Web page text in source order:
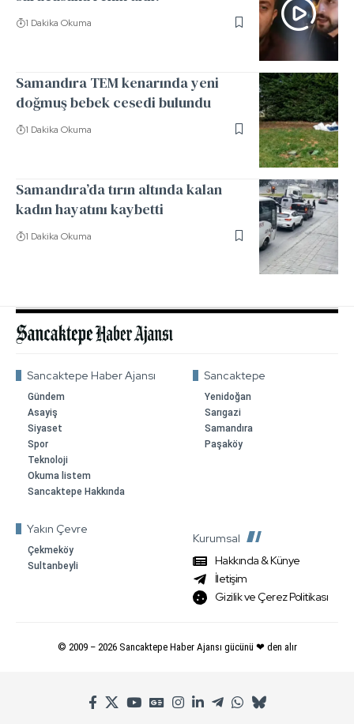
1 Dakika Okuma
Samandıra TEM kenarında yeni
doğmuş bebek cesedi bulundu
1 Dakika Okuma
Samandıra’da tırın altında kalan
kadın hayatını kaybetti
1 Dakika Okuma
Sancaktepe Haber Ajansı
Gündem
Asayiş
Siyaset
Spor
Teknoloji
Okuma listem
Sancaktepe Hakkında
Sancaktepe
Yenidoğan
Sarıgazi
Samandıra
Paşaköy
Yakın Çevre
Çekmeköy
Sultanbeyli
Kurumsal
Hakkında & Künye
İletişim
Gizilik ve Çerez Politikası
© 2009 – 2026Sancaktepe Haber Ajansı gücünü ❤ den alır